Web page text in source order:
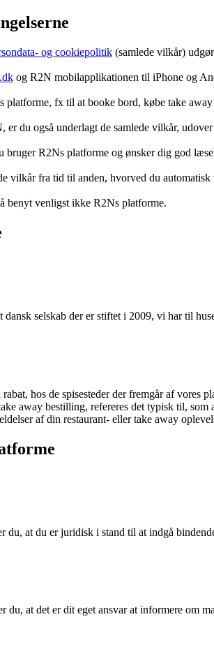
og cookiepolitik (samlede vilkår)
og R2N mobilapplikationen til iPhone og
fx til at booke bord, købe take
er du også underlagt de samlede vilkår,
R2Ns platforme og ønsker dig god
vilkår fra tid til anden, hvorved du
benyt venligst ikke R2Ns platforme.
selskab der er stiftet i 2009, vi har til
hos de spisesteder der fremgår af vores
away bestilling, refereres det typisk til,
af din restaurant- eller take away
du, at du er juridisk i stand til at indgå
du, at det er dit eget ansvar at informere